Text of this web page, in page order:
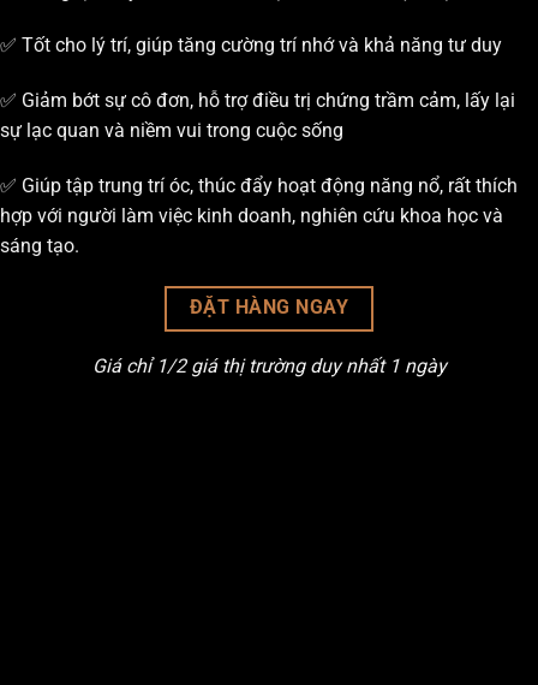
✅ Tốt cho lý trí, giúp tăng cường trí nhớ và khả năng tư duy
✅ Giảm bớt sự cô đơn, hỗ trợ điều trị chứng trầm cảm, lấy lại
sự lạc quan và niềm vui trong cuộc sống
✅ Giúp tập trung trí óc, thúc đẩy hoạt động năng nổ, rất thích
hợp với người làm việc kinh doanh, nghiên cứu khoa học và
sáng tạo.
ĐẶT HÀNG NGAY
Giá chỉ 1/2 giá thị trường duy nhất 1 ngày